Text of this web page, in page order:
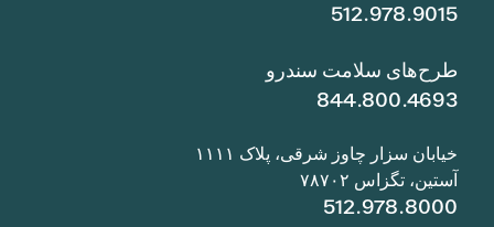
512.978.9015
طرح‌های سلامت سندرو
844.800.4693
خیابان سزار چاوز شرقی، پلاک ۱۱۱۱
آستین، تگزاس ۷۸۷۰۲
512.978.8000